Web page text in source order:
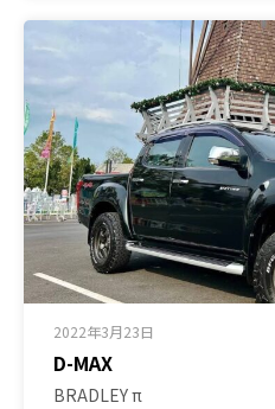
2022年3月23日
D-MAX
BRADLEY π